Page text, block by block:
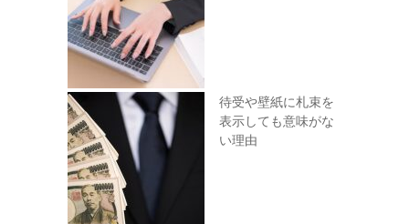
待受や壁紙に札束を
表示しても意味がな
い理由